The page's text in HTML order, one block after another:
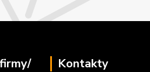
Kontakty